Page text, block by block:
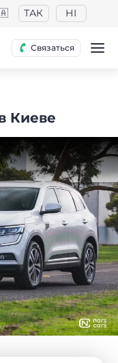
ТАК НІ
Связаться
Киеве